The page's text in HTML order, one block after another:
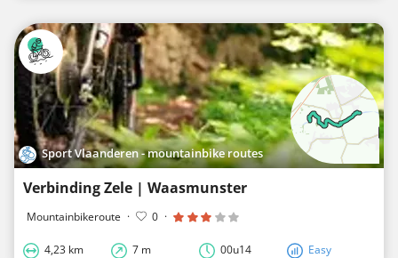
Sport Vlaanderen - mountainbike routes
Verbinding Zele | Waasmunster
Mountainbikeroute · 0 ·
4,23 km 7 m 00u14 Easy